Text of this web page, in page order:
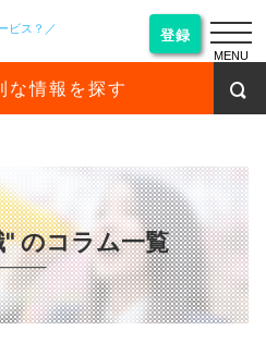
ビス？／ 登録
な情報を探す
のコラム一覧
MENU